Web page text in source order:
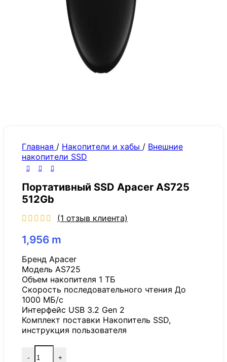
Главная / Накопители и хабы / Внешние
накопители SSD
Портативный SSD Apacer AS725
512Gb
(1 отзыв клиента)
1,956 m
Бренд Apacer
Модель AS725
Объем накопителя 1 ТБ
Скорость последовательного чтения До
1000 МБ/с
Интерфейс USB 3.2 Gen 2
Комплект поставки Накопитель SSD,
инструкция пользователя
- +